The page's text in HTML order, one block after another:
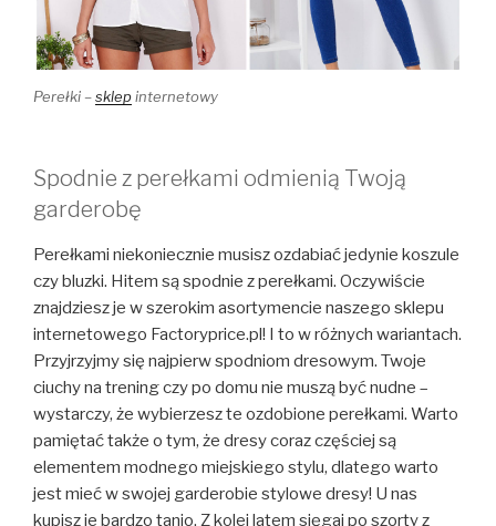
Perełki –sklepinternetowy
Spodnie z perełkami odmienią Twoją
garderobę
Perełkami niekoniecznie musisz ozdabiać jedynie koszule
czy bluzki. Hitem są spodnie z perełkami. Oczywiście
znajdziesz je w szerokim asortymencie naszego sklepu
internetowego Factoryprice.pl! I to w różnych wariantach.
Przyjrzyjmy się najpierw spodniom dresowym. Twoje
ciuchy na trening czy po domu nie muszą być nudne –
wystarczy, że wybierzesz te ozdobione perełkami. Warto
pamiętać także o tym, że dresy coraz częściej są
elementem modnego miejskiego stylu, dlatego warto
jest mieć w swojej garderobie stylowe dresy! U nas
kupisz je bardzo tanio. Z kolei latem sięgaj po szorty z